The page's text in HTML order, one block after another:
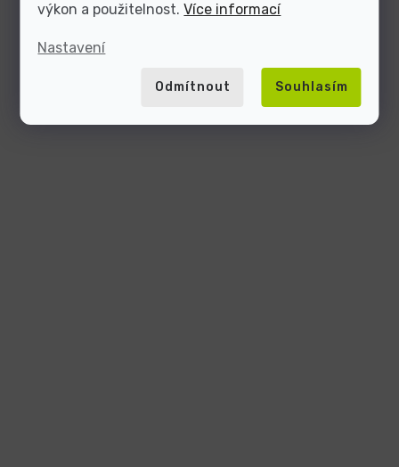
výkon a použitelnost.Více informací
Nastavení
Odmítnout Souhlasím